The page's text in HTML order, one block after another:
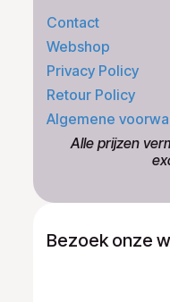
Contact
Webshop
Privacy Policy
Retour Policy
Algemene
​Alle prijzen
Bezoek onze